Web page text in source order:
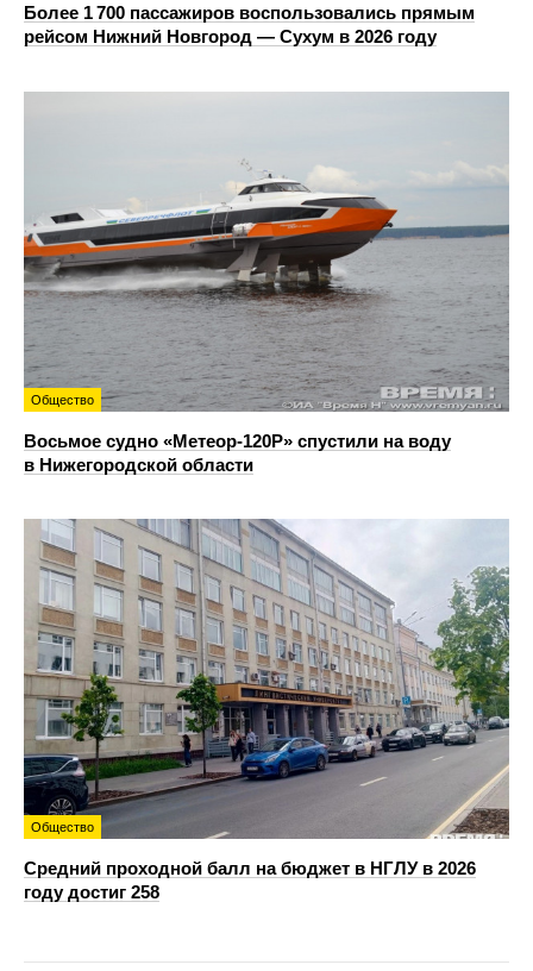
Более 1 700 пассажиров воспользовались прямым
рейсом Нижний Новгород — Сухум в 2026 году
Общество
Восьмое судно «Метеор-120Р» спустили на воду
в Нижегородской области
Общество
Средний проходной балл на бюджет в НГЛУ в 2026
году достиг 258